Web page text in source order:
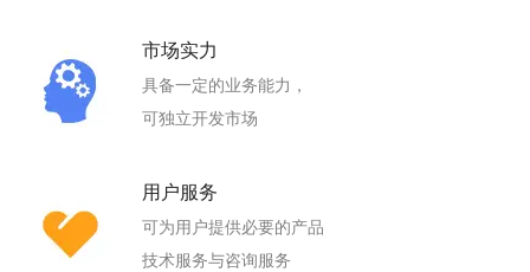
市场实力
具备一定的业务能力，
可独立开发市场
用户服务
可为用户提供必要的产品
技术服务与咨询服务